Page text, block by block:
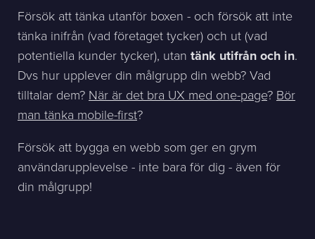
Försök att tänka utanför boxen - och försök att inte
tänka inifrån (vad företaget tycker) och ut (vad
potentiella kunder tycker), utan tänk utifrån och in.
Dvs hur upplever din målgrupp din webb? Vad
tilltalar dem? När är det bra UX med one-page? Bör
man tänka mobile-first?
Försök att bygga en webb som ger en grym
användarupplevelse - inte bara för dig - även för
din målgrupp!